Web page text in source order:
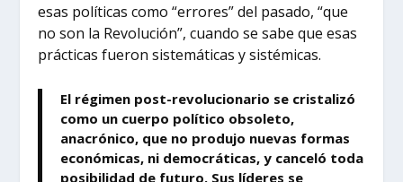
esas políticas como “errores” del pasado, “que
no son la Revolución”, cuando se sabe que esas
prácticas fueron sistemáticas y sistémicas.
El régimen post-revolucionario se cristalizó
como un cuerpo político obsoleto,
anacrónico, que no produjo nuevas formas
económicas, ni democráticas, y canceló toda
posibilidad de futuro. Sus líderes se